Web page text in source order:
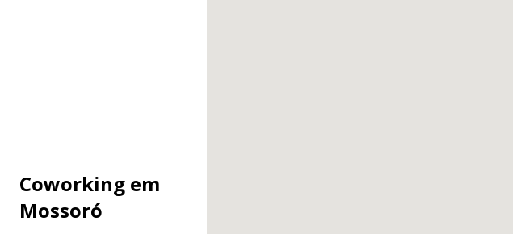
Coworking em
Mossoró